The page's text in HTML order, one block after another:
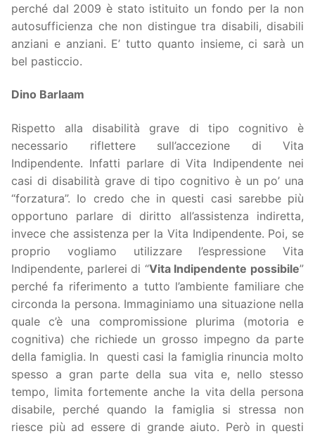
perché dal 2009 è stato istituito un fondo per la non
autosufficienza che non distingue tra disabili, disabili
anziani e anziani. E’ tutto quanto insieme, ci sarà un
bel pasticcio.
Dino Barlaam
Rispetto alla disabilità grave di tipo cognitivo è
necessario riflettere sull’accezione di Vita
Indipendente. Infatti parlare di Vita Indipendente nei
casi di disabilità grave di tipo cognitivo è un po’ una
“forzatura”. Io credo che in questi casi sarebbe più
opportuno parlare di diritto all’assistenza indiretta,
invece che assistenza per la Vita Indipendente. Poi, se
proprio vogliamo utilizzare l’espressione Vita
Indipendente, parlerei di “Vita Indipendente possibile”
perché fa riferimento a tutto l’ambiente familiare che
circonda la persona. Immaginiamo una situazione nella
quale c’è una compromissione plurima (motoria e
cognitiva) che richiede un grosso impegno da parte
della famiglia. In questi casi la famiglia rinuncia molto
spesso a gran parte della sua vita e, nello stesso
tempo, limita fortemente anche la vita della persona
disabile, perché quando la famiglia si stressa non
riesce più ad essere di grande aiuto. Però in questi